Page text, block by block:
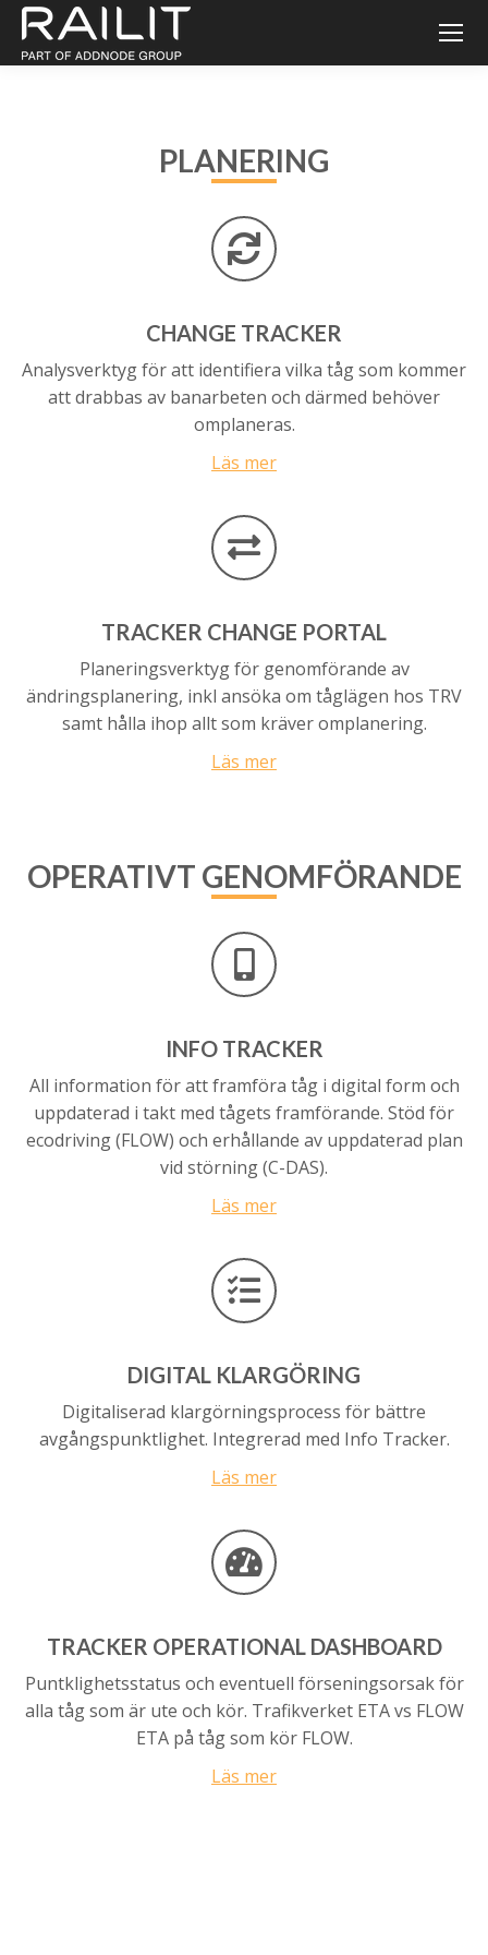
PLANERING
CHANGE TRACKER
Analysverktyg för att identifiera vilka tåg som kommer
att drabbas av banarbeten och därmed behöver
omplaneras.
Läs mer
TRACKER CHANGE PORTAL
Planeringsverktyg för genomförande av
ändringsplanering, inkl ansöka om tåglägen hos TRV
samt hålla ihop allt som kräver omplanering.
Läs mer
OPERATIVT GENOMFÖRANDE
INFO TRACKER
All information för att framföra tåg i digital form och
uppdaterad i takt med tågets framförande. Stöd för
ecodriving (FLOW) och erhållande av uppdaterad plan
vid störning (C-DAS).
Läs mer
DIGITAL KLARGÖRING
Digitaliserad klargörningsprocess för bättre
avgångspunktlighet. Integrerad med Info Tracker.
Läs mer
TRACKER OPERATIONAL DASHBOARD
Puntklighetsstatus och eventuell förseningsorsak för
alla tåg som är ute och kör. Trafikverket ETA vs FLOW
ETA på tåg som kör FLOW.
Läs mer